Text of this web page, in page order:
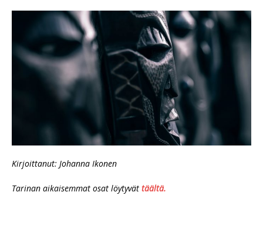
Kirjoittanut: Johanna Ikonen
Tarinan aikaisemmat osat löytyvät täältä.